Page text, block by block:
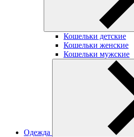
Кошельки детские
Кошельки женские
Кошельки мужские
Одежда